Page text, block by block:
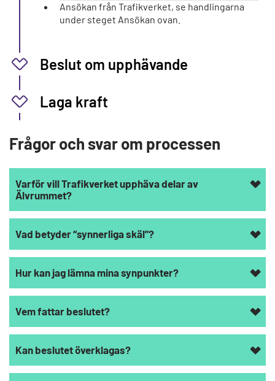
Ansökan från Trafikverket, se handlingarna
under steget Ansökan ovan.
Beslut om upphävande
Laga kraft
Frågor och svar om processen
Varför vill Trafikverket upphäva delar av
Älvrummet?
Vad betyder “synnerliga skäl”?
Hur kan jag lämna mina synpunkter?
Vem fattar beslutet?
Kan beslutet överklagas?